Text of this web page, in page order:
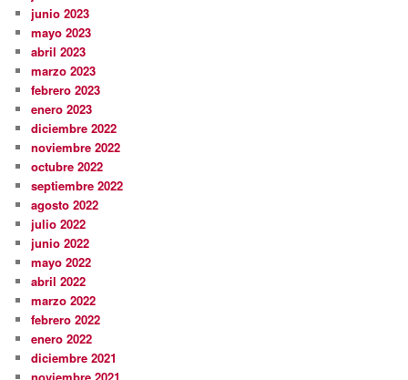
junio 2023
mayo 2023
abril 2023
marzo 2023
febrero 2023
enero 2023
diciembre 2022
noviembre 2022
octubre 2022
septiembre 2022
agosto 2022
julio 2022
junio 2022
mayo 2022
abril 2022
marzo 2022
febrero 2022
enero 2022
diciembre 2021